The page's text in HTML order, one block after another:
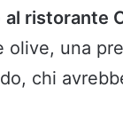
al ristorante
olive, una
chi